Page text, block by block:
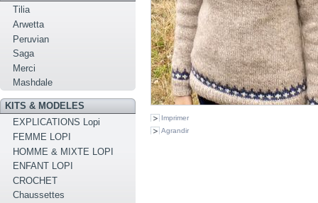
Tilia
Arwetta
Peruvian
Saga
Merci
Mashdale
KITS & MODELES
EXPLICATIONS Lopi
FEMME LOPI
HOMME & MIXTE LOPI
ENFANT LOPI
CROCHET
Chaussettes
Imprimer
Agrandir